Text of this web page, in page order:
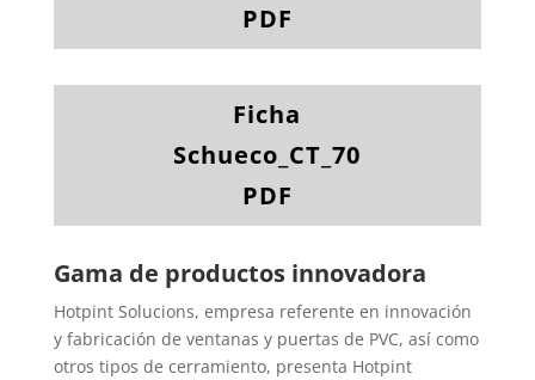
PDF
Ficha
Schueco_CT_70
PDF
Gama de productos innovadora
Hotpint Solucions, empresa referente en innovación
y fabricación de ventanas y puertas de PVC, así como
otros tipos de cerramiento, presenta Hotpint